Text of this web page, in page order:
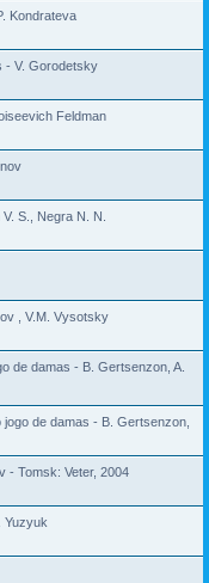
Kondrateva
- V. Gorodetsky
Feldman
S., Negra N. N.
, V.M. Vysotsky
de damas - B. Gertsenzon, A.
de damas - B. Gertsenzon,
- Tomsk: Veter, 2004
Yuzyuk